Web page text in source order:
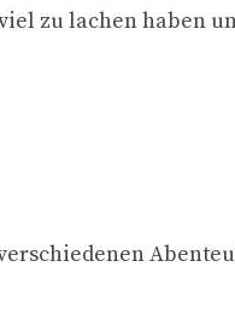
zu lachen haben